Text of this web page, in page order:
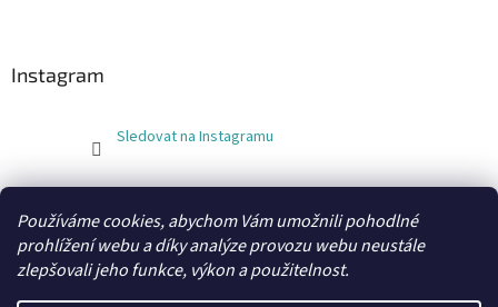
Používáme cookies, abychom Vám umožnili pohodlné
prohlížení webu a díky analýze provozu webu neustále
zlepšovali jeho funkce, výkon a použitelnost.
Instagram
Sledovat na Instagramu